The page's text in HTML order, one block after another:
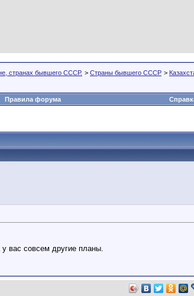
странах бывшего СССР. > Страны бывшего СССР >
Правила форума
у вас совсем другие планы.